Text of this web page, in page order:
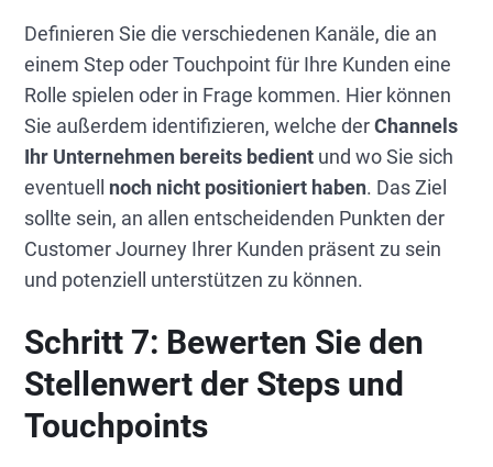
Definieren Sie die verschiedenen Kanäle, die an
einem Step oder Touchpoint für Ihre Kunden eine
Rolle spielen oder in Frage kommen. Hier können
Sie außerdem identifizieren, welche derChannels
Ihr Unternehmen bereits bedient und wo Sie sich
eventuell noch nicht positioniert haben. Das Ziel
sollte sein, an allen entscheidenden Punkten der
Customer Journey Ihrer Kunden präsent zu sein
und potenziell unterstützen zu können.
Schritt 7: Bewerten Sie den
Stellenwert der Steps und
Touchpoints